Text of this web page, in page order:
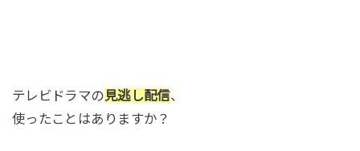
テレビドラマの 見逃し配信、
使ったことはありますか？